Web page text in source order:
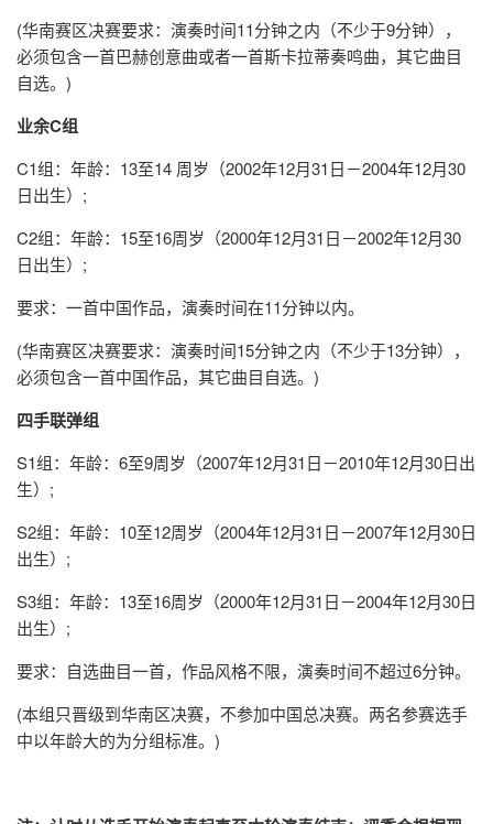
(华南赛区决赛要求：演奏时间11分钟之内（不少于9分钟），
必须包含一首巴赫创意曲或者一首斯卡拉蒂奏鸣曲，其它曲目
自选。)
业余C组
C1组：年龄：13至14 周岁（2002年12月31日－2004年12月30
日出生）;
C2组：年龄：15至16周岁（2000年12月31日－2002年12月30
日出生）;
要求：一首中国作品，演奏时间在11分钟以内。
(华南赛区决赛要求：演奏时间15分钟之内（不少于13分钟），
必须包含一首中国作品，其它曲目自选。)
四手联弹组
S1组：年龄：6至9周岁（2007年12月31日－2010年12月30日出
生）;
S2组：年龄：10至12周岁（2004年12月31日－2007年12月30日
出生）;
S3组：年龄：13至16周岁（2000年12月31日－2004年12月30日
出生）;
要求：自选曲目一首，作品风格不限，演奏时间不超过6分钟。
(本组只晋级到华南区决赛，不参加中国总决赛。两名参赛选手
中以年龄大的为分组标准。)